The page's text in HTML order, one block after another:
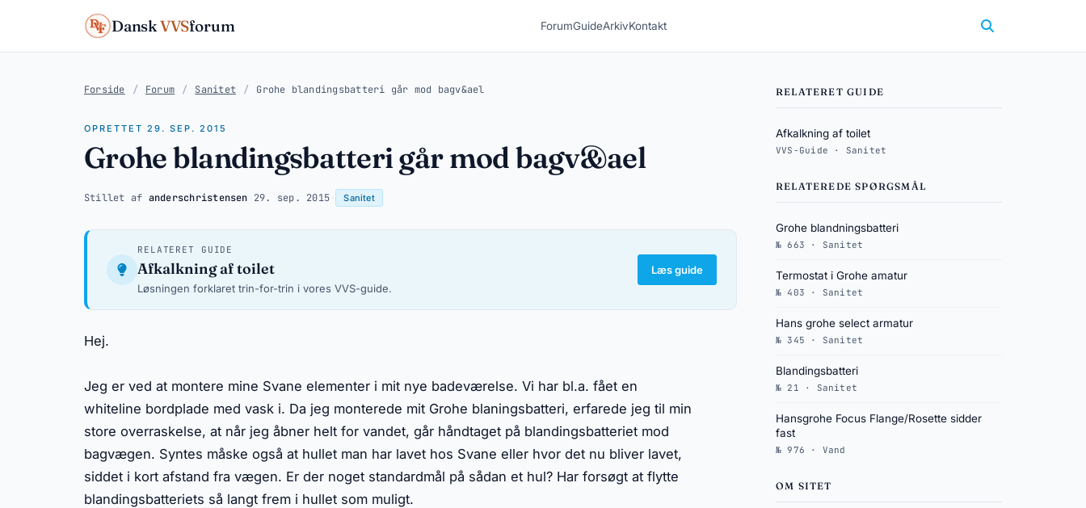
DanskVVSforum ForumGuideArkivKontakt
Forside / Forum / Sanitet / Grohe blandingsbatteri går mod bagv&ael
OPRETTET 29. SEP. 2015
Grohe blandingsbatteri går mod bagv&ael
Stillet af anderschristensen 29. sep. 2015 Sanitet
RELATERET GUIDE
Afkalkning af toilet
Løsningen forklaret trin-for-trin i vores VVS-guide.
Læs guide
Hej.
Jeg er ved at montere mine Svane elementer i mit nye badeværelse. Vi har bl.a. fået en
whiteline bordplade med vask i. Da jeg monterede mit Grohe blaningsbatteri, erfarede jeg til min
store overraskelse, at når jeg åbner helt for vandet, går håndtaget på blandingsbatteriet mod
bagvægen. Syntes måske også at hullet man har lavet hos Svane eller hvor det nu bliver lavet,
siddet i kort afstand fra vægen. Er der noget standardmål på sådan et hul? Har forsøgt at flytte
blandingsbatteriets så langt frem i hullet som muligt.
RELATERET GUIDE
Afkalkning af toilet
VVS-Guide · Sanitet
RELATEREDE SPØRGSMÅL
Grohe blandningsbatteri
№ 663 · Sanitet
Termostat i Grohe amatur
№ 403 · Sanitet
Hans grohe select armatur
№ 345 · Sanitet
Blandingsbatteri
№ 21 · Sanitet
Hansgrohe Focus Flange/Rosette sidder
fast
№ 976 · Vand
OM SITET